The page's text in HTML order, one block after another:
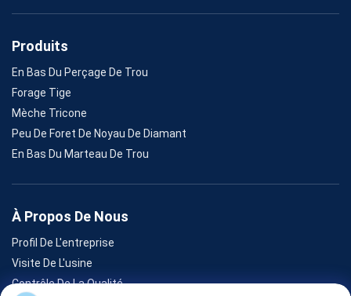
Produits
En Bas Du Perçage De Trou
Forage Tige
Mèche Tricone
Peu De Foret De Noyau De Diamant
En Bas Du Marteau De Trou
À Propos De Nous
Profil De L'entreprise
Visite De L'usine
Contrôle De La Qualité